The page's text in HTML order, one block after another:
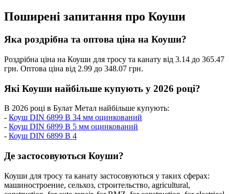
Поширені запитання про Коуши
Яка роздрібна та оптова ціна на Коуши?
Роздрібна ціна на Коуши для тросу та канату від 3.14 до 365.47
грн. Оптова ціна від 2.99 до 348.07 грн.
Які Коуши найбільше купують у 2026 році?
В 2026 році в Булат Метал найбільше купують:
- Коуш DIN 6899 B 34 мм оцинкований
- Коуш DIN 6899 B 5 мм оцинкований
- Коуш DIN 6899 B 4
Де застосовуються Коуши?
Коуши для тросу та канату застосовуються у таких сферах:
машиностроение, сельхоз, строительство, agricultural,